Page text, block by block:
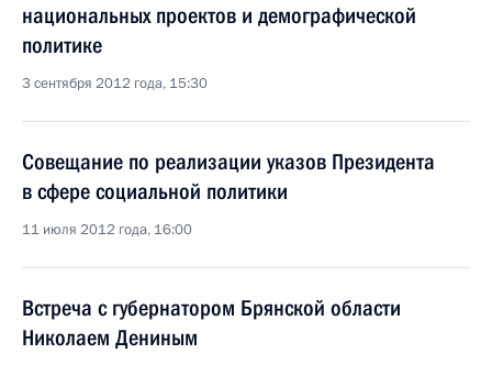
национальных проектов и демографической
политике
3 сентября 2012 года, 15:30
Совещание по реализации указов Президента
в сфере социальной политики
11 июля 2012 года, 16:00
Встреча с губернатором Брянской области
Николаем Дениным